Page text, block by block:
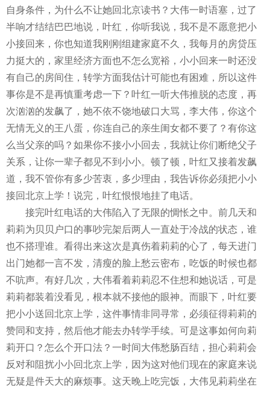
自身条件，为什么不让她回北京读书？大伟一时语塞，过了
半响才结结巴巴地说，叶红，你听我说，我不是不愿意把小
小接回来，你也知道我刚刚组建家庭不久，我每月的房贷压
力挺大的，家里经济方面也不怎么宽裕，小小回来一时还没
有自己的房间住，转学方面我估计可能也有困难，所以这件
事你是不是再慎重考虑一下？叶红一听大伟推脱的态度，再
次汹汹的发飙了，她不依不饶地破口大骂，李大伟，你这个
无情无义的王八蛋，你连自己的亲生闺女都不要了？有你这
么当父亲的吗？如果你不接小小回去，我就让你们断绝父子
关系，让你一辈子都见不到小小。顿了顿，叶红又接着发飙
道，我不管你有多少苦衷，多少理由，我告诉你必须把小小
接回北京上学！说完，叶红恨恨地挂了电话。
接完叶红电话的大伟陷入了无限的惆怅之中。前几天和
莉莉为贝贝户口的事吵完架后两人一直处于冷战的状态，谁
也不搭理谁。看得出来这次是真伤着莉莉的心了，每天进门
出门她都一言不发，清瘦的脸上愁云密布，吃饭的时候也都
不吭声。有好几次，大伟看着莉莉忍不住想和她说话，可是
莉莉都装着没看见，根本就不接他的眼神。而眼下，叶红要
把小小送回北京上学，这件事情非同寻常，必须征得莉莉的
赞同和支持，然后他才能去办转学手续。可是这事如何向莉
莉开口？怎么个开口法？一时间大伟愁肠百结，担心莉莉会
反对和阻扰小小回北京上学，因为这对他们现在的家庭来说
无疑是件天大的麻烦事。这天晚上吃完饭，大伟见莉莉坐在